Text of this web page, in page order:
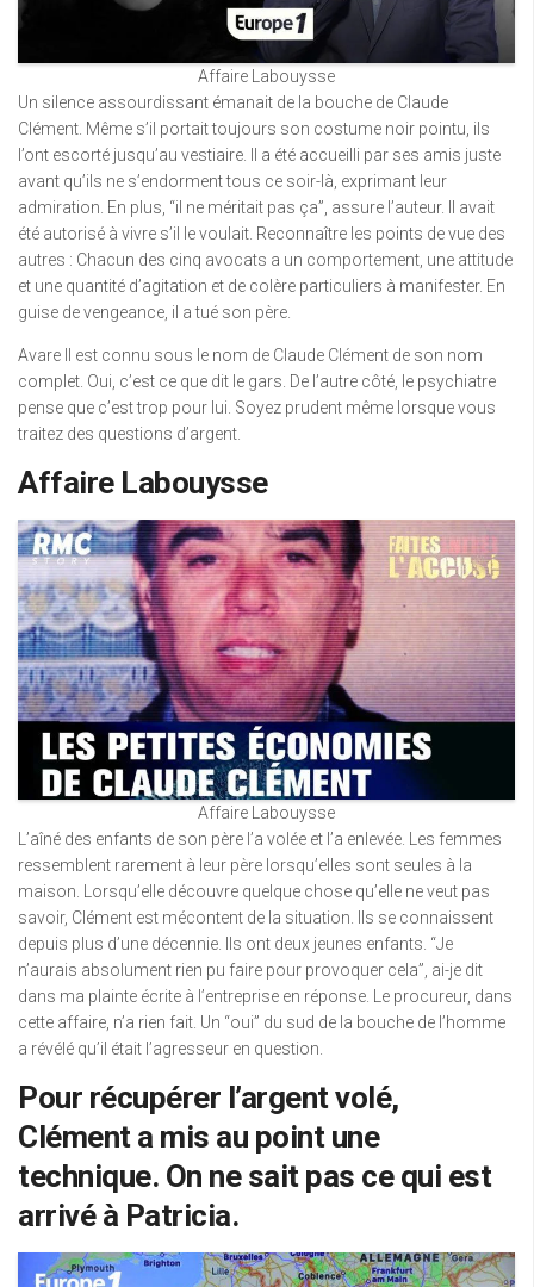
Affaire Labouysse
Un silence assourdissant émanait de la bouche de Claude
Clément. Même s’il portait toujours son costume noir pointu, ils
l’ont escorté jusqu’au vestiaire. Il a été accueilli par ses amis juste
avant qu’ils ne s’endorment tous ce soir-là, exprimant leur
admiration. En plus, “il ne méritait pas ça”, assure l’auteur. Il avait
été autorisé à vivre s’il le voulait. Reconnaître les points de vue des
autres : Chacun des cinq avocats a un comportement, une attitude
et une quantité d’agitation et de colère particuliers à manifester. En
guise de vengeance, il a tué son père.
Avare Il est connu sous le nom de Claude Clément de son nom
complet. Oui, c’est ce que dit le gars. De l’autre côté, le psychiatre
pense que c’est trop pour lui. Soyez prudent même lorsque vous
traitez des questions d’argent.
Affaire Labouysse
Affaire Labouysse
L’aîné des enfants de son père l’a volée et l’a enlevée. Les femmes
ressemblent rarement à leur père lorsqu’elles sont seules à la
maison. Lorsqu’elle découvre quelque chose qu’elle ne veut pas
savoir, Clément est mécontent de la situation. Ils se connaissent
depuis plus d’une décennie. Ils ont deux jeunes enfants. “Je
n’aurais absolument rien pu faire pour provoquer cela”, ai-je dit
dans ma plainte écrite à l’entreprise en réponse. Le procureur, dans
cette affaire, n’a rien fait. Un “oui” du sud de la bouche de l’homme
a révélé qu’il était l’agresseur en question.
Pour récupérer l’argent volé,
Clément a mis au point une
technique. On ne sait pas ce qui est
arrivé à Patricia.